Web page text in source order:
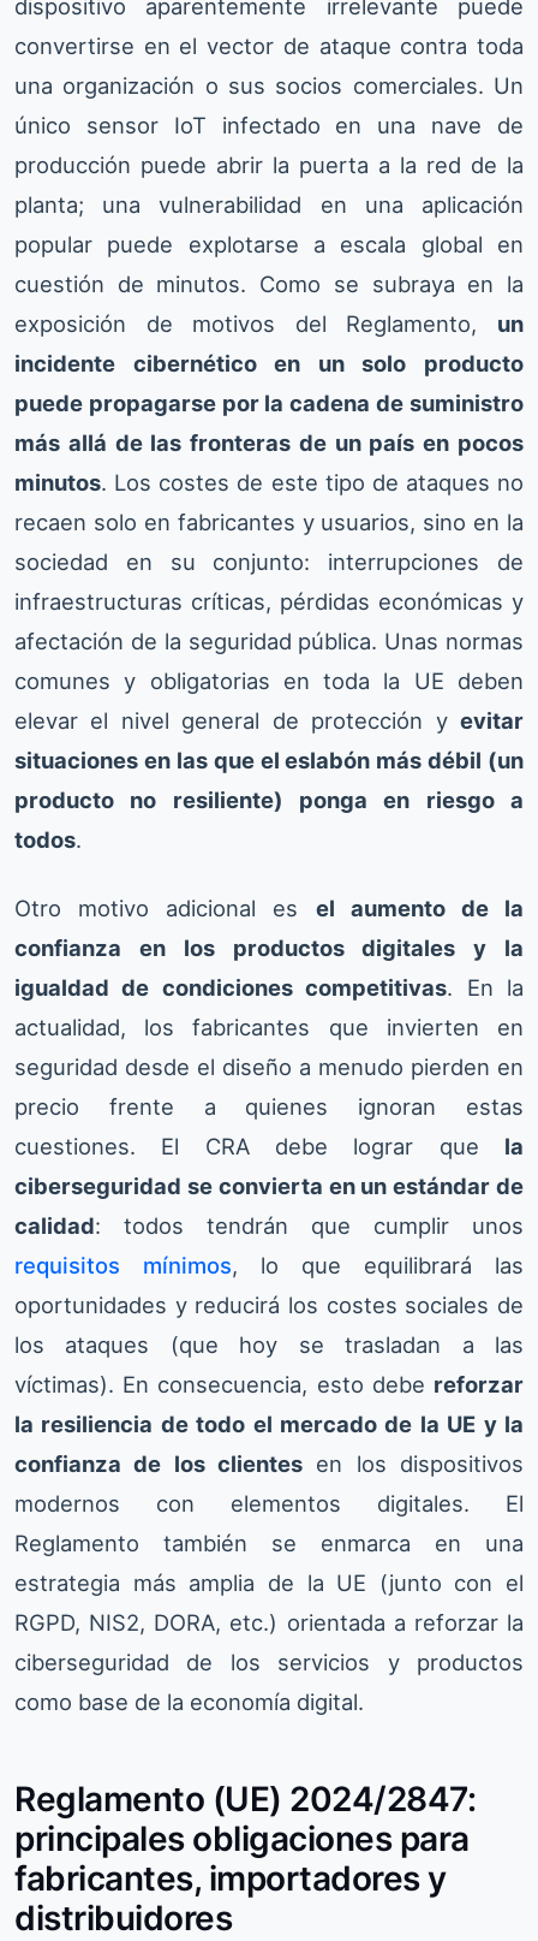
dispositivo aparentemente irrelevante puede
convertirse en el vector de ataque contra toda
una organización o sus socios comerciales. Un
único sensor IoT infectado en una nave de
producción puede abrir la puerta a la red de la
planta; una vulnerabilidad en una aplicación
popular puede explotarse a escala global en
cuestión de minutos. Como se subraya en la
exposición de motivos del Reglamento, un
incidente cibernético en un solo producto
puede propagarse por la cadena de suministro
más allá de las fronteras de un país en pocos
minutos. Los costes de este tipo de ataques no
recaen solo en fabricantes y usuarios, sino en la
sociedad en su conjunto: interrupciones de
infraestructuras críticas, pérdidas económicas y
afectación de la seguridad pública. Unas normas
comunes y obligatorias en toda la UE deben
elevar el nivel general de protección y evitar
situaciones en las que el eslabón más débil (un
producto no resiliente) ponga en riesgo a
todos.
Otro motivo adicional es el aumento de la
confianza en los productos digitales y la
igualdad de condiciones competitivas. En la
actualidad, los fabricantes que invierten en
seguridad desde el diseño a menudo pierden en
precio frente a quienes ignoran estas
cuestiones. El CRA debe lograr que la
ciberseguridad se convierta en un estándar de
calidad: todos tendrán que cumplir unos
requisitos mínimos, lo que equilibrará las
oportunidades y reducirá los costes sociales de
los ataques (que hoy se trasladan a las
víctimas). En consecuencia, esto debe reforzar
la resiliencia de todo el mercado de la UE y la
confianza de los clientes en los dispositivos
modernos con elementos digitales. El
Reglamento también se enmarca en una
estrategia más amplia de la UE (junto con el
RGPD, NIS2, DORA, etc.) orientada a reforzar la
ciberseguridad de los servicios y productos
como base de la economía digital.
Reglamento (UE) 2024/2847:
principales obligaciones para
fabricantes, importadores y
distribuidores